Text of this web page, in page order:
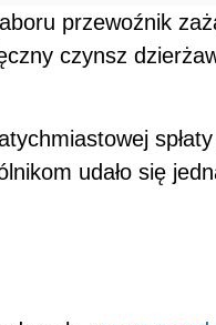
przewoźnik
czynsz
udało się